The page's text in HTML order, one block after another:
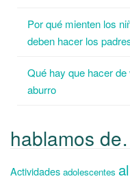
Por qué mienten los
deben hacer los
Qué hay que hacer
aburro
hablamos
Actividades adolescentes